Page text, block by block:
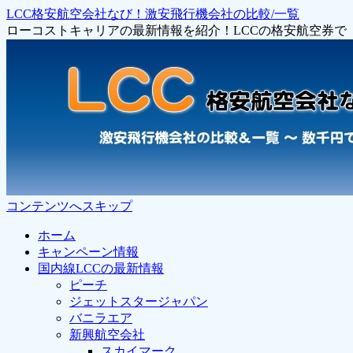
LCC格安航空会社なび！激安飛行機会社の比較/一覧
ローコストキャリアの最新情報を紹介！LCCの格安航空券
コンテンツへスキップ
ホーム
キャンペーン情報
国内線LCCの最新情報
ピーチ
ジェットスタージャパン
バニラエア
新興航空会社